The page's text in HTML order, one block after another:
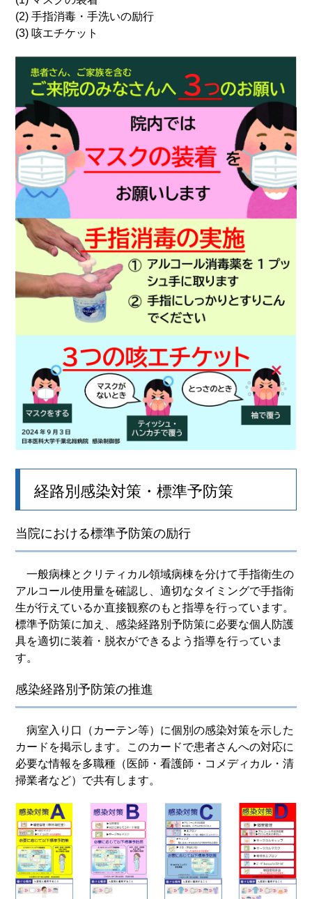
(2) 手指消毒・手洗いの励行
(3) 咳エチケット
経路別感染対策・標準予防策
当院における標準予防策の励行
一般病棟とクリティカル領域病棟を分けて手指衛生の
アルコール使用量を確認し、適切なタイミングで手指衛
生が行えているか直接観察のもと指導を行っています。
標準予防策に加え、感染経路別予防策に必要な個人防護
具を適切に装着・脱衣ができるよう指導を行っていま
す。
感染経路別予防策の推進
病室入り口（カーテン等）に個別の感染対策を示した
カードを掲示します。このカードで患者さんへの対応に
必要な情報を多職種（医師・看護師・コメディカル・清
掃業者など）で共有します。